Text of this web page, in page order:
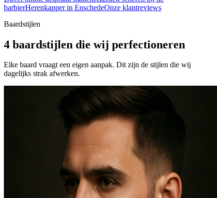
barbierHerenkapper in EnschedeOnze klantreviews
Baardstijlen
4 baardstijlen die wij perfectioneren
Elke baard vraagt een eigen aanpak. Dit zijn de stijlen die wij
dagelijks strak afwerken.